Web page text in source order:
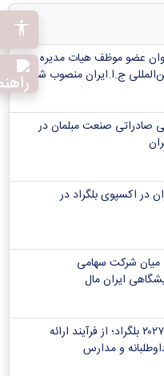
عضو موظف هیات مدیره و
ج.ا.ایران منصوب شد*
صادراتی صنعت مبلمان در
در اکسپوی بلگراد در
میان شرکت سهامی
ایران‌ مال
برگزاری نشست آنلاین هماهنگی اکسپو ۲۰۲۷ بلگراد؛ از فرآیند ارائه
و مدارس